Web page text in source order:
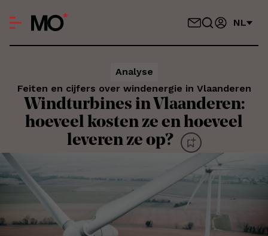
NL
Analyse
Feiten en cijfers over windenergie in Vlaanderen
Windturbines in Vlaanderen:
hoeveel kosten ze en hoeveel
leveren ze op?